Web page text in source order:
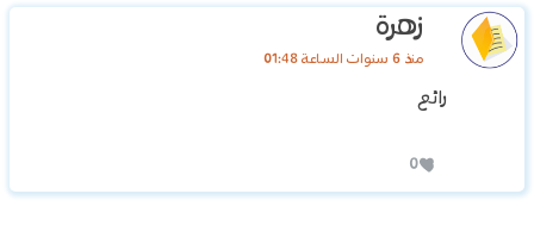
زهرة
منذ 6 سنوات الساعة 01:48
رائع
0